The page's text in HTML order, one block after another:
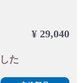
¥ 29,040
た